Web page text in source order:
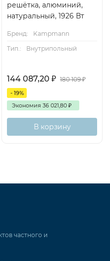
решётка, алюминий,
натуральный, 1926 Вт
Бренд:
Kampmann
Тип.:
Внутрипольный
144 087,20 ₽ 180 109₽
- 19%
Экономия 36 021,80 ₽
В корзину
частного и